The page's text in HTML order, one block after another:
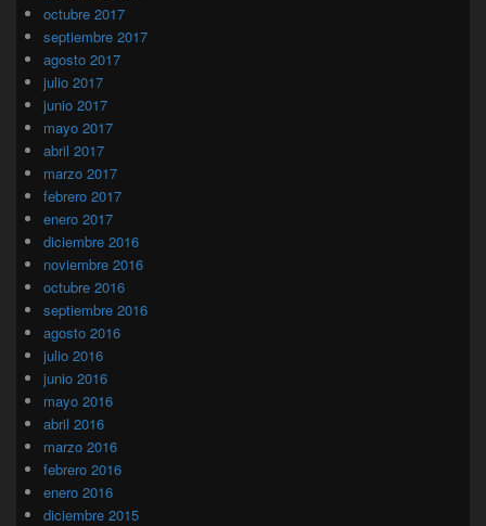
octubre 2017
septiembre 2017
agosto 2017
julio 2017
junio 2017
mayo 2017
abril 2017
marzo 2017
febrero 2017
enero 2017
diciembre 2016
noviembre 2016
octubre 2016
septiembre 2016
agosto 2016
julio 2016
junio 2016
mayo 2016
abril 2016
marzo 2016
febrero 2016
enero 2016
diciembre 2015